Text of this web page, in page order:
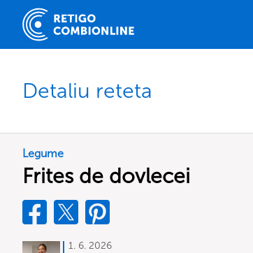
Detaliu reteta
Legume
Frites de dovlecei
1. 6. 2026